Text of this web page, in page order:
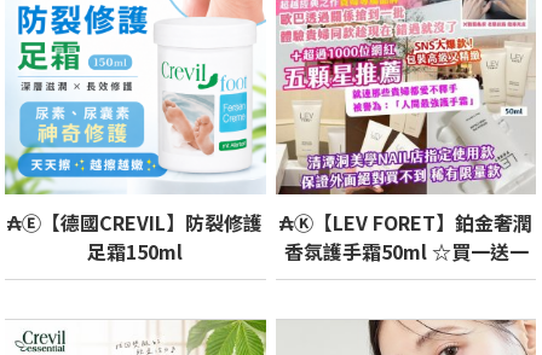
₳Ⓔ【德國CREVIL】防裂修護
足霜150ml
₳Ⓚ【LEV FORET】鉑金奢潤
香氛護手霜50ml ☆買一送一